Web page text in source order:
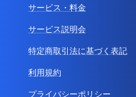
サービス・料金
サービス説明会
特定商取引法に基づく表記
利用規約
プライバシーポリシー